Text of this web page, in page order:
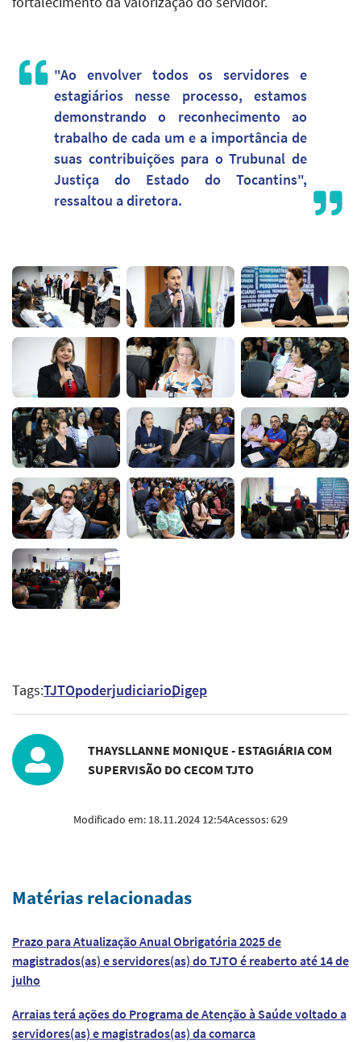
"Ao envolver todos os servidores e
estagiários nesse processo, estamos
demonstrando o reconhecimento ao
trabalho de cada um e a importância de
suas contribuições para o Trubunal de
Justiça do Estado do Tocantins",
ressaltou a diretora.
Tags:TJTOpoderjudiciarioDigep
THAYSLLANNE MONIQUE - ESTAGIÁRIA COM
SUPERVISÃO DO CECOM TJTO
Modificado em: 18.11.2024 12:54Acessos:629
Matérias relacionadas
Prazo para Atualização Anual Obrigatória 2025 de
magistrados(as) e servidores(as) do TJTO é reaberto até 14 de
julho
Arraias terá ações do Programa de Atenção à Saúde voltado a
servidores(as) e magistrados(as) da comarca